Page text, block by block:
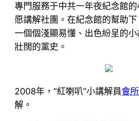
專門服務于中共一年夜紀念館
愿講解社團。在紀念館的幫助
一個個淺顯易懂、出色紛呈的
壯闊的黨史。
2008年，“紅喇叭”小講解員會
解。